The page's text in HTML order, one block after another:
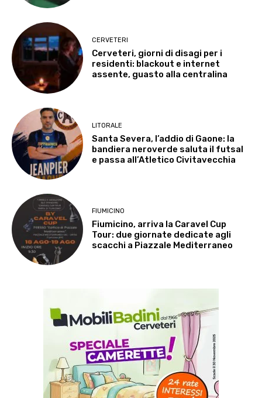
CERVETERI
Cerveteri, giorni di disagi per i
residenti: blackout e internet
assente, guasto alla centralina
LITORALE
Santa Severa, l’addio di Gaone: la
bandiera neroverde saluta il futsal
e passa all’Atletico Civitavecchia
FIUMICINO
Fiumicino, arriva la Caravel Cup
Tour: due giornate dedicate agli
scacchi a Piazzale Mediterraneo